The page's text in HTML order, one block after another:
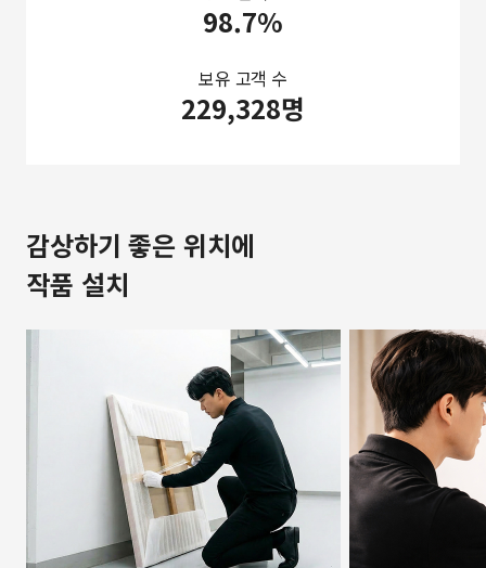
98.7%
보유 고객 수
229,328명
감상하기 좋은 위치에
작품 설치